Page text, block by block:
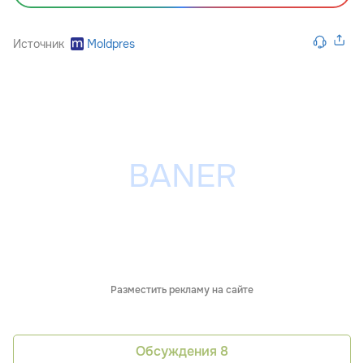
Источник Moldpres
Разместить рекламу на сайте
Обсуждения 8